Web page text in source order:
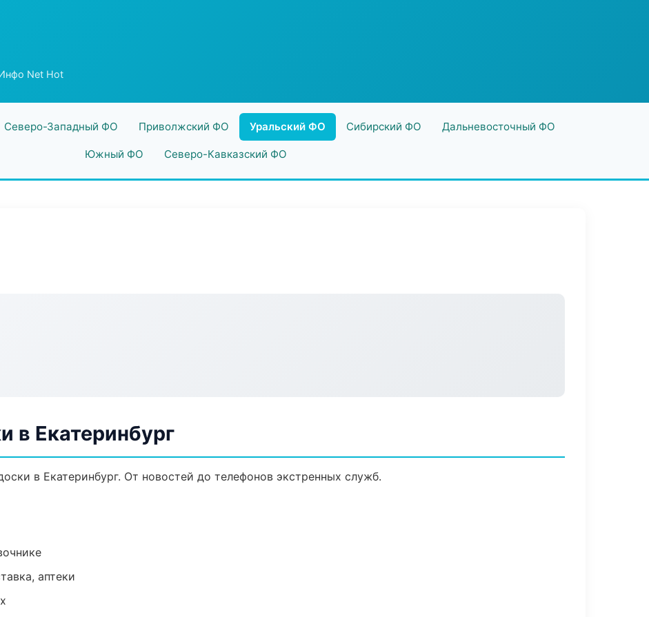
Net Hot
Северо-Западный ФО Приволжский ФО Уральский ФО Сибирский ФО Дальневосточный ФО
Южный ФО Северо-Кавказский ФО
в Екатеринбург
в Екатеринбург. От новостей до телефонов экстренных служб.
аптеки